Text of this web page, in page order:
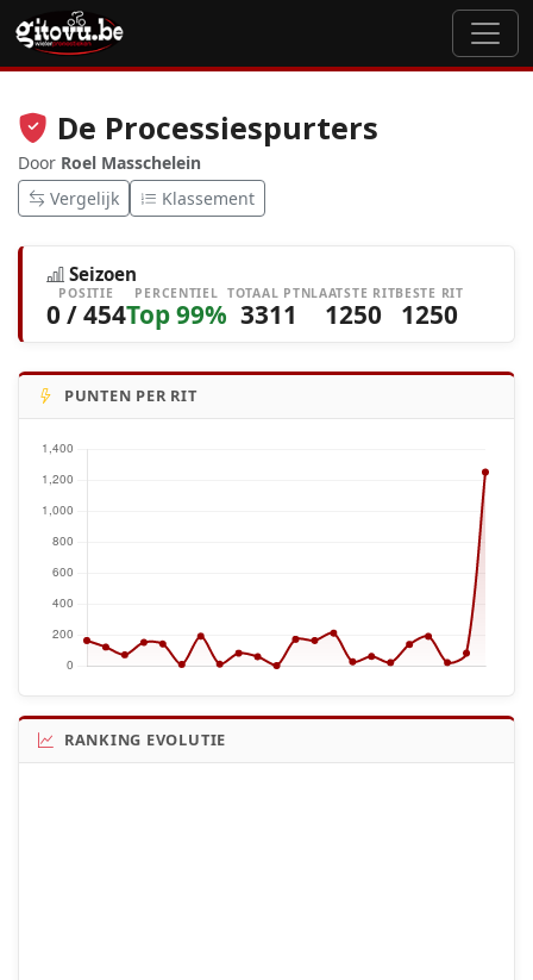
De Processiespurters
Door Roel Masschelein
Vergelijk
Klassement
Seizoen
POSITIE
0 / 454
PERCENTIEL
Top 99%
TOTAAL PTN
3311
LAATSTE RIT
1250
BESTE RIT
1250
PUNTEN PER RIT
RANKING EVOLUTIE